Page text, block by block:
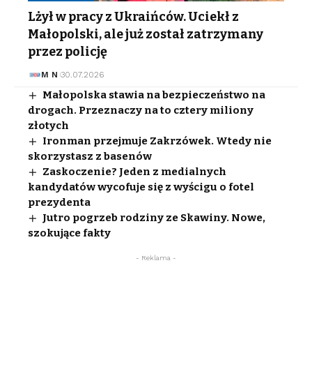
Lżył w pracy z Ukraińców. Uciekł z
Małopolski, ale już został zatrzymany
przez policję
M N 30.07.2026
Małopolska stawia na bezpieczeństwo na
drogach. Przeznaczy na to cztery miliony
złotych
Ironman przejmuje Zakrzówek. Wtedy nie
skorzystasz z basenów
Zaskoczenie? Jeden z medialnych
kandydatów wycofuje się z wyścigu o fotel
prezydenta
Jutro pogrzeb rodziny ze Skawiny. Nowe,
szokujące fakty
- Reklama -